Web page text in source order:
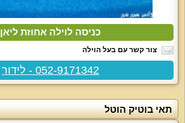
כניסה לוילה אחוזת ליאן
צור קשר עם בעל הוילה
052-9171342 - לידור
תאי בוטיק הוטל